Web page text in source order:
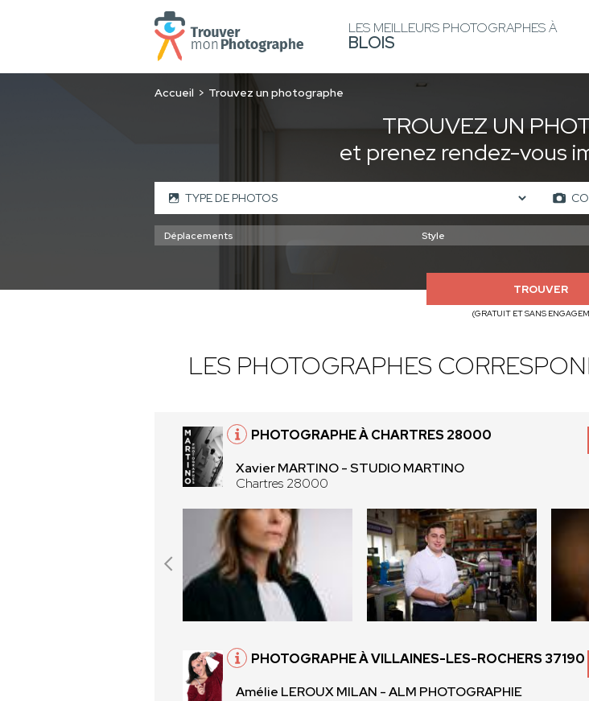
LES MEILLEURS PHOTOGRAPHES À
BLOIS
Accueil Trouvez un photographe
TROUVEZ UN
et prenez rendez-vous
TROUVER
(GRATUIT ET SANS
LES PHOTOGRAPHES
PHOTOGRAPHE À CHARTRES 28000
Xavier MARTINO - STUDIO MARTINO
Chartres 28000
PHOTOGRAPHE À VILLAINES-LES-ROCHERS 37190
Amélie LEROUX MILAN - ALM PHOTOGRAPHIE